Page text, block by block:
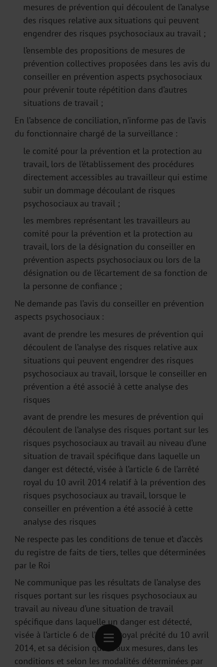
mesures de prévention qui découlent de l’analyse
des risques relative aux situations qui peuvent
engendrer des risques psychosociaux au travail ;
l’ensemble des propositions de mesures de
prévention collectives proposées dans les avis du
conseiller en prévention aspects psychosociaux
pour prévenir toute répétition dans d’autres
situations de travail ;
En l’absence de conciliation, n’informe pas de l’avis
du fonctionnaire chargé de la surveillance :
le comité pour la prévention et la protection au
travail, lors de l’établissement des procédures
directement accessibles au travailleur qui estime
subir un dommage découlant de risques
psychosociaux au travail ;
les membres représentant les travailleurs au
comité pour la prévention et la protection au
travail, lors de la désignation du conseiller en
prévention aspects psychosociaux ou lors de la
désignation ou de l’écartement de sa fonction de
la personne de confiance ;
Ne demande pas l’avis du conseiller en prévention
aspects psychosociaux :
avant de prendre les mesures de prévention qui
découlent de l’analyse des risques relative aux
situations qui peuvent engendrer des risques
psychosociaux au travail, lorsque le conseiller en
prévention a été associé à cette analyse des
risques
avant de prendre les mesures de prévention qui
découlent de l’analyse des risques portant sur les
risques psychosociaux au travail au niveau d’une
situation de travail spécifique dans laquelle un
danger est détecté, visée à l’article 6 de l’arrêté
royal du 10 avril 2014 relatif à la prévention des
risques psychosociaux au travail, lorsque le
conseiller en prévention a été associé à cette
analyse des risques
Ne respecte pas les conditions de tenue et d’accès
du registre de faits de tiers, telles que déterminées
par le Roi
Ne communique pas les résultats de l’analyse des
risques portant sur les risques psychosociaux au
travail au niveau d’une situation de travail
spécifique dans laquelle un danger est détecté,
visée à l’article 6 de l’arrêté royal précité du 10 avril
2014, et sa décision quant aux mesures, dans les
conditions et selon les modalités déterminées par